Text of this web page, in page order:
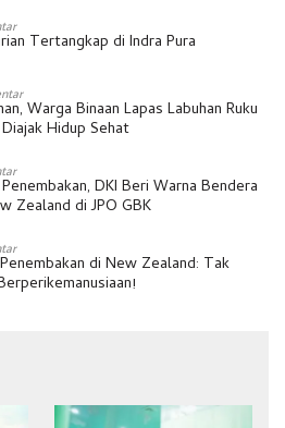
Tertangkap di Indra Pura
Warga Binaan Lapas Labuhan Ruku
Diajak Hidup Sehat
DKI Beri Warna Bendera
Zealand di JPO GBK
di New Zealand: Tak